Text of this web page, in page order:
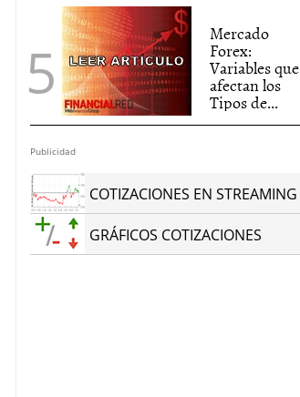
Mercado
Forex:
Variables que
afectan los
Tipos de...
Publicidad
COTIZACIONES EN STREAMING
GRÁFICOS COTIZACIONES